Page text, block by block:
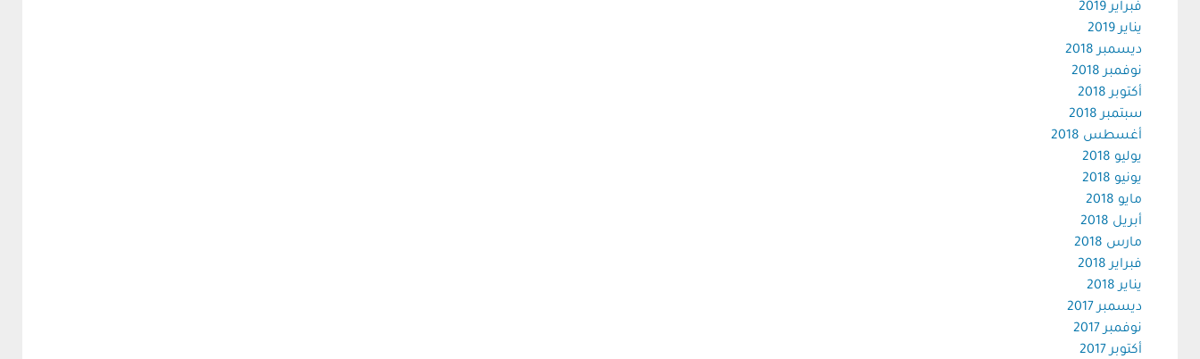
فبراير 2019
يناير 2019
ديسمبر 2018
نوفمبر 2018
أكتوبر 2018
سبتمبر 2018
أغسطس 2018
يوليو 2018
يونيو 2018
مايو 2018
أبريل 2018
مارس 2018
فبراير 2018
يناير 2018
ديسمبر 2017
نوفمبر 2017
أكتوبر 2017